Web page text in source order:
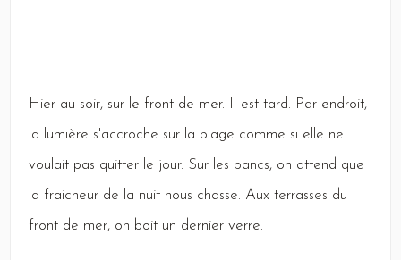
Hier au soir, sur le front de mer. est tard. Par endroit,
la lumière s'accroche sur la plage comme si elle ne
voulait pas quitter le jour. Sur les bancs, on attend que
la fraicheur de la nuit nous chasse. Aux terrasses du
front de mer, on boit un dernier verre.